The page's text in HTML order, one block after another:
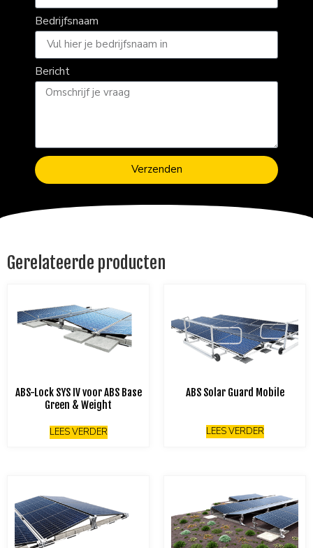
Bedrijfsnaam
Bericht
Verzenden
Gerelateerde producten
ABS-Lock SYS IV voor ABS Base
Green & Weight
LEES VERDER
ABS Solar Guard Mobile
LEES VERDER